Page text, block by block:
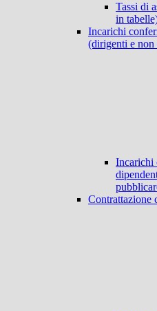
Tassi di
in
Incarichi
(dirigenti e
Incarichi
Contrattazione